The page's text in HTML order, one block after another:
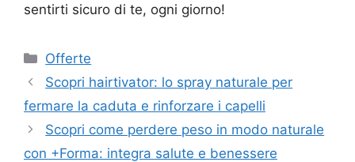
sentirti sicuro di te, ogni giorno!
Categorie
Offerte
Scopri hairtivator: lo spray naturale per
fermare la caduta e rinforzare i capelli
Scopri come perdere peso in modo naturale
con +Forma: integra salute e benessere